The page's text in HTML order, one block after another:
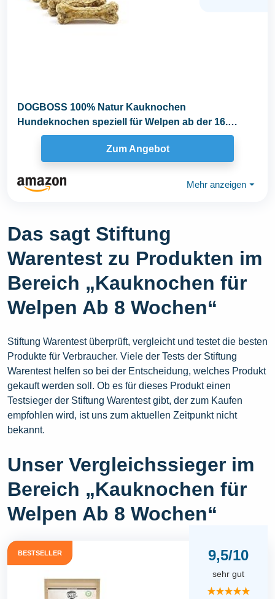
DOGBOSS 100% Natur Kauknochen
Hundeknochen speziell für Welpen ab der 16.
Lebenswoche...
Zum Angebot
Mehr anzeigen ⏷
Das sagt Stiftung
Warentest zu Produkten im
Bereich „Kauknochen für
Welpen Ab 8 Wochen“
Stiftung Warentest überprüft, vergleicht und testet die besten
Produkte für Verbraucher. Viele der Tests der Stiftung
Warentest helfen so bei der Entscheidung, welches Produkt
gekauft werden soll. Ob es für dieses Produkt einen
Testsieger der Stiftung Warentest gibt, der zum Kaufen
empfohlen wird, ist uns zum aktuellen Zeitpunkt nicht
bekannt.
Unser Vergleichssieger im
Bereich „Kauknochen für
Welpen Ab 8 Wochen“
BESTSELLER 9,5/10
sehr gut
★★★★★